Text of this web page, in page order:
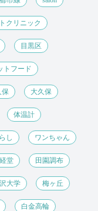
クリニック
目黒区
トフード
保 大久保
体温計
し ワンちゃん
経堂 田園調布
大学 梅ヶ丘
白金高輪